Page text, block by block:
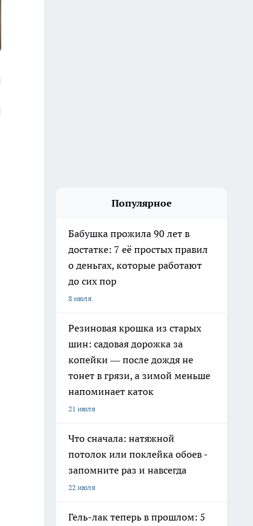
Популярное
Бабушка прожила 90 лет в
достатке: 7 её простых правил
о деньгах, которые работают
до сих пор
8 июля
Резиновая крошка из старых
шин: садовая дорожка за
копейки — после дождя не
тонет в грязи, а зимой меньше
напоминает каток
21 июля
Что сначала: натяжной
потолок или поклейка обоев -
запомните раз и навсегда
22 июля
Гель-лак теперь в прошлом: 5